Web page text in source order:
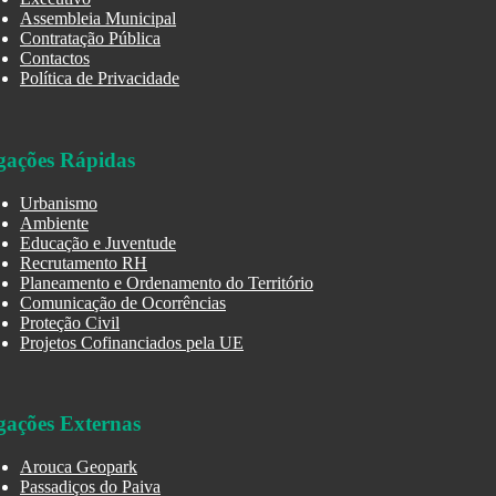
Assembleia Municipal
Contratação Pública
Contactos
Política de Privacidade
Rápidas
Urbanismo
Ambiente
Educação e Juventude
Recrutamento RH
Planeamento e Ordenamento do Território
Comunicação de Ocorrências
Proteção Civil
Projetos Cofinanciados pela UE
Externas
Arouca Geopark
Passadiços do Paiva